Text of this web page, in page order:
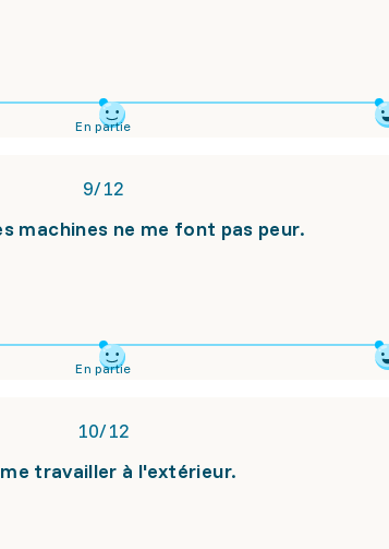
En partie
9/12
machines ne me font pas peur.
En partie
10/12
travailler à l'extérieur.